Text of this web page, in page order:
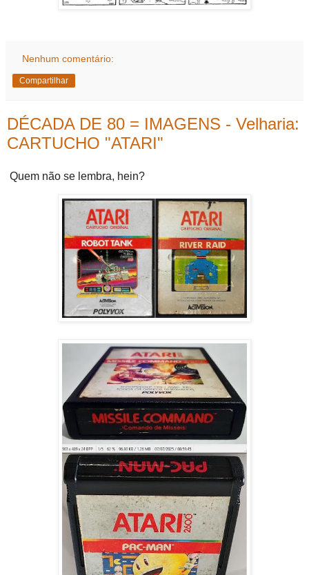
Nenhum comentário:
Compartilhar
DÉCADA DE 80 = IMAGENS - Velharia:
CARTUCHO "ATARI"
Quem não se lembra, hein?